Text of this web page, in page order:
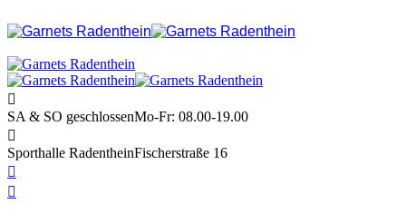
SA & SO geschlossenMo-Fr: 08.00-19.00
Sporthalle RadentheinFischerstraße 16